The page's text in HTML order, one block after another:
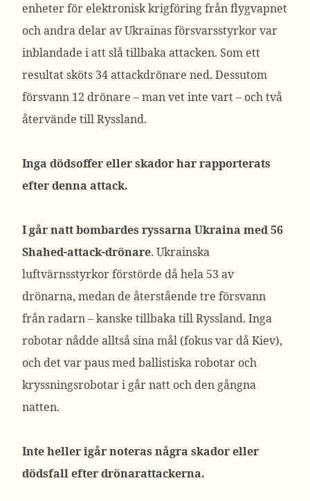
enheter för elektronisk krigföring från flygvapnet
och andra delar av Ukrainas försvarsstyrkor var
inblandade i att slå tillbaka attacken. Som ett
resultat sköts 34 attackdrönare ned. Dessutom
försvann 12 drönare – man vet inte vart – och två
återvände till Ryssland.
Inga dödsoffer eller skador har rapporterats
efter denna attack.
I går natt bombardes ryssarna Ukraina med 56
Shahed-attack-drönare. Ukrainska
luftvärnsstyrkor förstörde då hela 53 av
drönarna, medan de återstående tre försvann
från radarn – kanske tillbaka till Ryssland. Inga
robotar nådde alltså sina mål (fokus var då Kiev),
och det var paus med ballistiska robotar och
kryssningsrobotar i går natt och den gångna
natten.
Inte heller igår noteras några skador eller
dödsfall efter drönarattackerna.